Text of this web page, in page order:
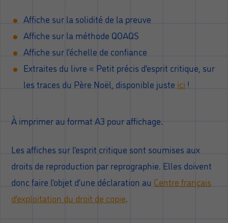
Affiche sur la solidité de la preuve
Affiche sur la méthode QOAQS
Affiche sur l’échelle de confiance
Extraites du livre « Petit précis d’esprit critique, sur
les traces du Père Noël, disponible juste ici !
À imprimer au format A3 pour affichage.
Les affiches sur l’esprit critique sont soumises aux
droits de reproduction par reprographie. Elles doivent
donc faire l’objet d’une déclaration au Centre français
d’exploitation du droit de copie.